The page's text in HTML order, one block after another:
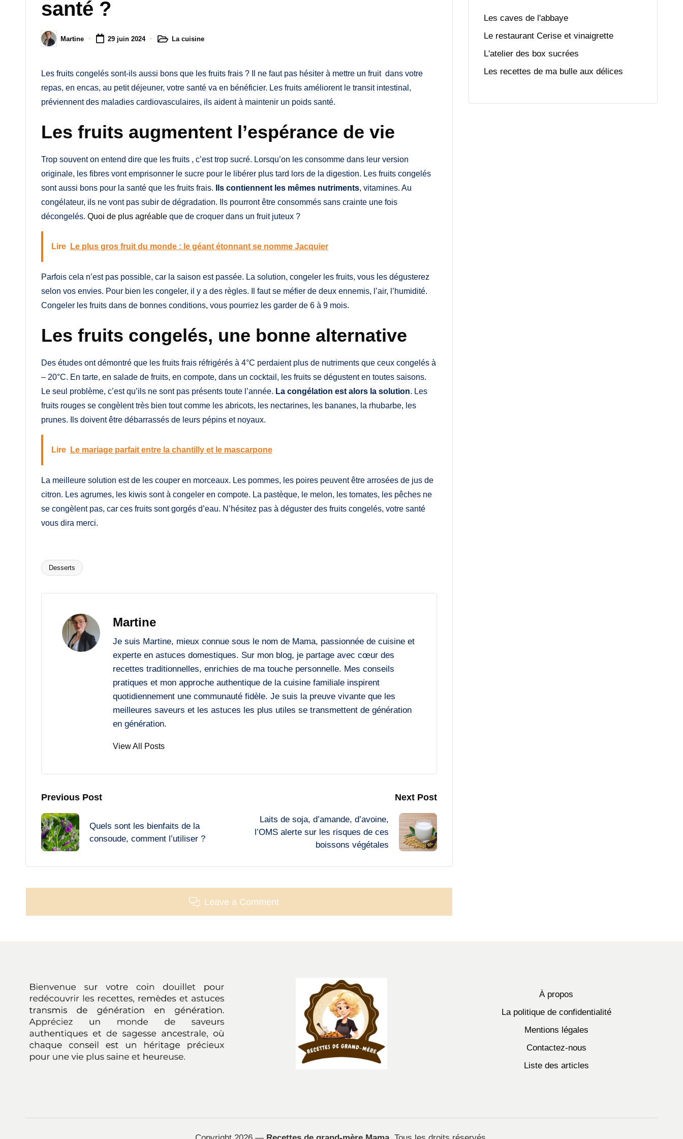
santé ?
PostedMartine 29 juin 2024
PostedLa cuisine
Les fruits congelés sont-ils aussi bons que les fruits frais ? Il ne faut pas hésiter à mettre un fruit dans votre
repas, en encas, au petit déjeuner, votre santé va en bénéficier. Les fruits améliorent le transit intestinal,
préviennent des maladies cardiovasculaires, ils aident à maintenir un poids santé.
Les fruits augmentent l’espérance de vie
Trop souvent on entend dire que les fruits , c’est trop sucré. Lorsqu’on les consomme dans leur version
originale, les fibres vont emprisonner le sucre pour le libérer plus tard lors de la digestion. Les fruits congelés
sont aussi bons pour la santé que les fruits frais.
Ils contiennent les mêmes nutriments, vitamines. Au
congélateur, ils ne vont pas subir de dégradation. Ils pourront être consommés sans crainte une fois
décongelés. Quoi de plus agréable que de croquer dans un fruit juteux ?
Lire Le plus gros fruit du monde : le géant étonnant se nomme Jacquier
Parfois cela n’est pas possible, car la saison est passée. La solution, congeler les fruits, vous les dégusterez
selon vos envies. Pour bien les congeler, il y a des règles. Il faut se méfier de deux ennemis, l’air, l’humidité.
Congeler les fruits dans de bonnes conditions, vous pourriez les garder de 6 à 9 mois.
Les fruits congelés, une bonne alternative
Des études ont démontré que les fruits frais réfrigérés à 4°C perdaient plus de nutriments que ceux congelés à
– 20°C. En tarte, en salade de fruits, en compote, dans un cocktail, les fruits se dégustent en toutes saisons.
Le seul problème, c’est qu’ils ne sont pas présents toute l’année. La congélation est alors la solution. Les
fruits rouges se congèlent très bien tout comme les abricots, les nectarines, les bananes, la rhubarbe, les
prunes. Ils doivent être débarrassés de leurs pépins et noyaux.
Lire Le mariage parfait entre la chantilly et le mascarpone
La meilleure solution est de les couper en morceaux. Les pommes, les poires peuvent être arrosées de jus de
citron. Les agrumes, les kiwis sont à congeler en compote. La pastèque, le melon, les tomates, les pêches ne
se congèlent pas, car ces fruits sont gorgés d’eau. N’hésitez pas à déguster des fruits congelés, votre santé
vous dira merci.
Tags:
Desserts
Martine
Je suis Martine, mieux connue sous le nom de Mama, passionnée de cuisine et
experte en astuces domestiques. Sur mon blog, je partage avec cœur des
recettes traditionnelles, enrichies de ma touche personnelle. Mes conseils
pratiques et mon approche authentique de la cuisine familiale inspirent
quotidiennement une communauté fidèle. Je suis la preuve vivante que les
meilleures saveurs et les astuces les plus utiles se transmettent de génération
en génération.
View All Posts
Post
navigation
Previous Post
Quels sont les bienfaits de la
consoude, comment l’utiliser ?
Next Post
Laits de soja, d’amande, d’avoine,
l’OMS alerte sur les risques de ces
boissons végétales
Leave a Comment
Les caves de l'abbaye
Le restaurant Cerise et vinaigrette
L'atelier des box sucrées
Les recettes de ma bulle aux délices
À propos
La politique de confidentialité
Mentions légales
Contactez-nous
Liste des articles